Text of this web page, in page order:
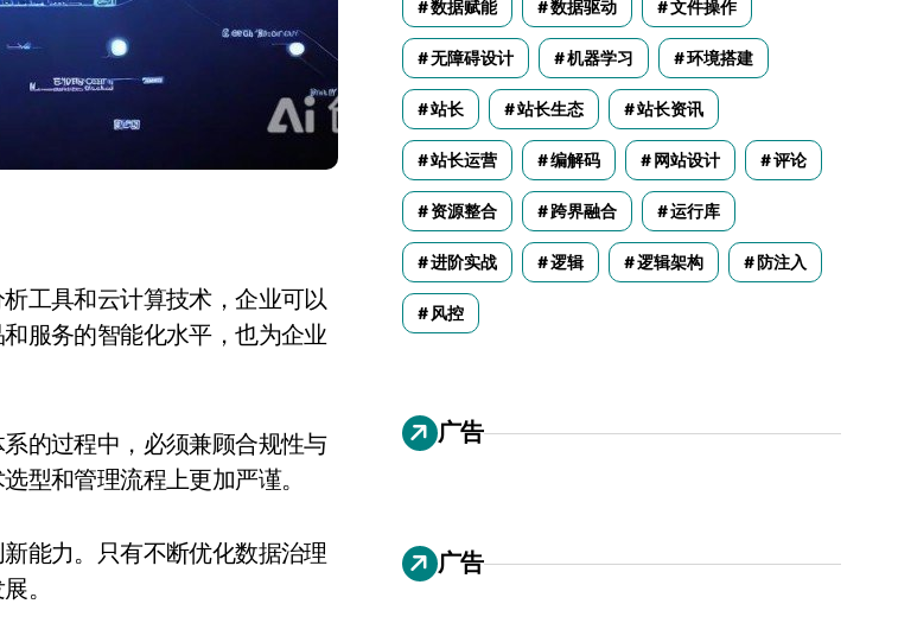
工具和云计算技术，企业可以
服务的智能化水平，也为企业
的过程中，必须兼顾合规性与
型和管理流程上更加严谨。
能力。只有不断优化数据治理
。
数据赋能 数据驱动 文件操作
无障碍设计 机器学习 环境搭建
站长 站长生态 站长资讯
站长运营 编解码 网站设计 评论
资源整合 跨界融合 运行库
进阶实战 逻辑 逻辑架构 防注入
风控
广告
广告